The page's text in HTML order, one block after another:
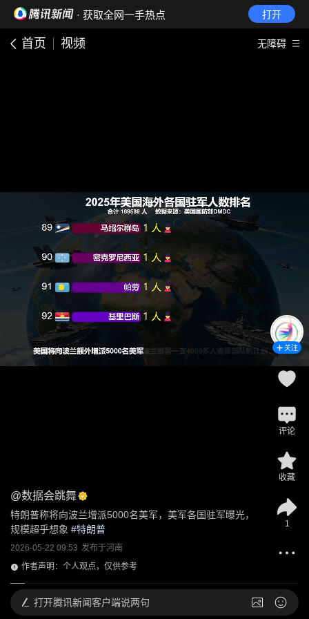
· 获取全网一手热点 打开
首页 视频 无障碍
@数据会跳舞
特朗普称将向波兰增派5000名美军，美军各国驻军曝光，
规模超乎想象 #特朗普
2026-05-22 09:53 发布于河南
作者声明：个人观点，仅供参考
关注
评论
收藏
1
打开腾讯新闻客户端说两句